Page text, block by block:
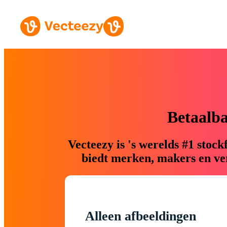
Vecteezy is 's werelds #1
biedt merken, makers en
Alleen afbeeldingen